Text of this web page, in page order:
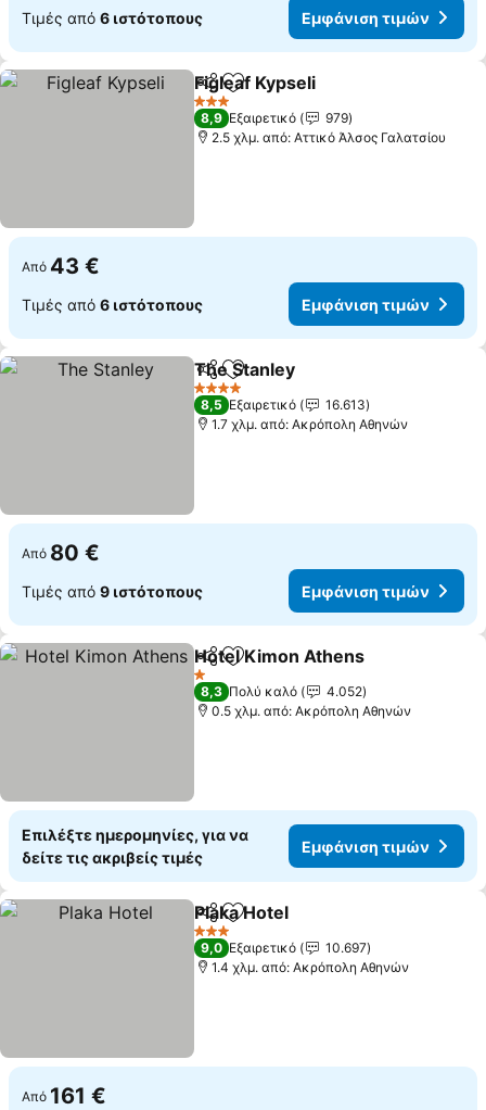
Τιμές από 6 ιστότοπους Εμφάνιση τιμών
Κοινοποίηση
Προσθήκη στα αγαπημένα
Figleaf Kypseli
3 Αστέρια
8,9 Εξαιρετικό
979
2.5 χλμ. από: Αττικό Άλσος Γαλατσίου
Από 43 €
Τιμές από 6 ιστότοπους Εμφάνιση τιμών
Κοινοποίηση
Προσθήκη στα αγαπημένα
The Stanley
4 Αστέρια
8,5 Εξαιρετικό
16.613
1.7 χλμ. από: Ακρόπολη Αθηνών
Από 80 €
Τιμές από 9 ιστότοπους Εμφάνιση τιμών
Κοινοποίηση
Προσθήκη στα αγαπημένα
Hotel Kimon Athens
1 Αστέρια
8,3 Πολύ καλό
4.052
0.5 χλμ. από: Ακρόπολη Αθηνών
Επιλέξτε ημερομηνίες, για να
δείτε τις ακριβείς τιμές
Εμφάνιση τιμών
Κοινοποίηση
Προσθήκη στα αγαπημένα
Plaka Hotel
3 Αστέρια
9,0 Εξαιρετικό
10.697
1.4 χλμ. από: Ακρόπολη Αθηνών
Από 161 €